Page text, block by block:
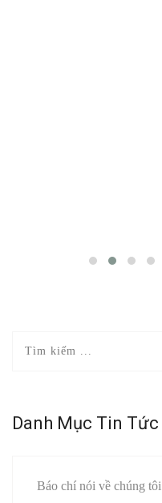
Danh Mục Tin Tức
Báo chí nói về chúng tôi